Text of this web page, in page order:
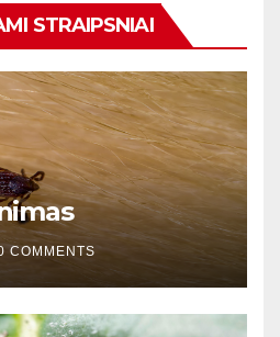
STRAIPSNIAI
COMMENTS